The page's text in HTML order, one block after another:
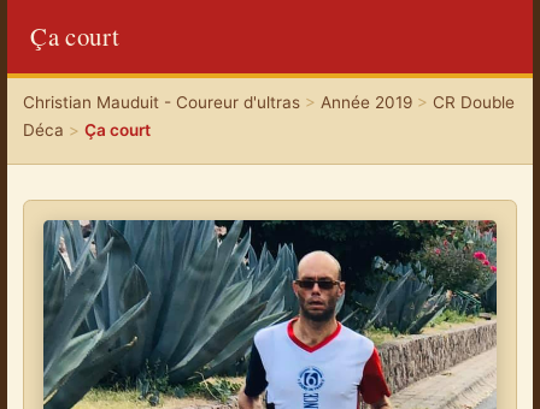
Ça court
Christian Mauduit - Coureur d'ultras> Année 2019> CR Double
Déca > Ça court